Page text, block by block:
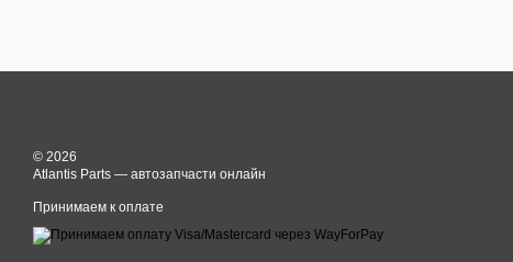
© 2026
Atlantis Parts — автозапчасти онлайн
Принимаем к оплате